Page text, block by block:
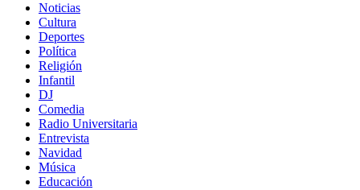
Noticias
Cultura
Deportes
Política
Religión
Infantil
DJ
Comedia
Radio Universitaria
Entrevista
Navidad
Música
Educación